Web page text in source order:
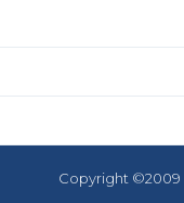
Copyright ©2009